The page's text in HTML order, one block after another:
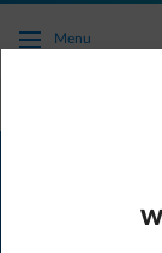
Ga naar de
Menu